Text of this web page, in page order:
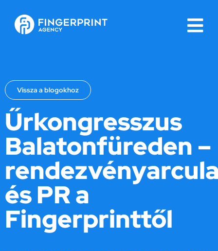
Vissza a blogokhoz
Űrkongresszus
Balatonfüreden –
és PR a
Fingerprinttől